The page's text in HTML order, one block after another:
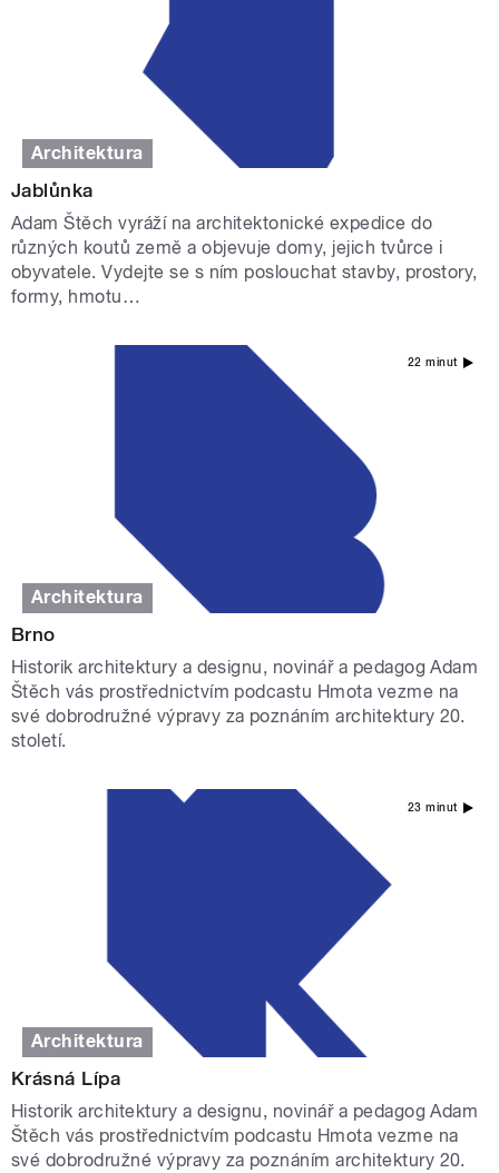
Architektura
Jablůnka
Adam Štěch vyráží na architektonické expedice do
různých koutů země a objevuje domy, jejich tvůrce i
obyvatele. Vydejte se s ním poslouchat stavby, prostory,
formy, hmotu…
22 minut
Architektura
Brno
Historik architektury a designu, novinář a pedagog Adam
Štěch vás prostřednictvím podcastu Hmota vezme na
své dobrodružné výpravy za poznáním architektury 20.
století.
23 minut
Architektura
Krásná Lípa
Historik architektury a designu, novinář a pedagog Adam
Štěch vás prostřednictvím podcastu Hmota vezme na
své dobrodružné výpravy za poznáním architektury 20.